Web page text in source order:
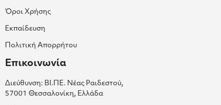
Όροι Χρήσης
Εκπαίδευση
Πολιτική Απορρήτου
Επικοινωνία
Διεύθυνση: ΒΙ.ΠΕ. Νέας Ραιδεστού,
57001 Θεσσαλονίκη, Ελλάδα